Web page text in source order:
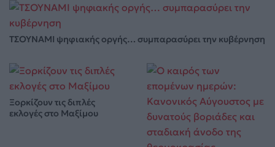
ΤΣΟΥΝΑΜΙ ψηφιακής οργής… συμπαρασύρει την κυβέρνηση
Ξορκίζουν τις διπλές
εκλογές στο Μαξίμου